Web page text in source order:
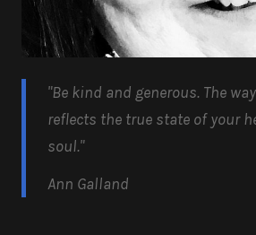
"Be kind and generous. The
reflects the true state of your
soul."
Ann Galland